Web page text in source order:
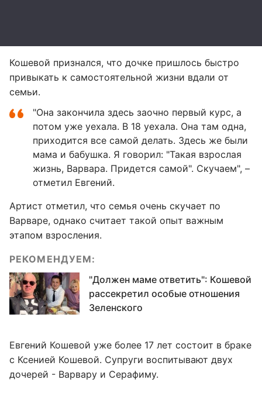
Кошевой признался, что дочке пришлось быстро
привыкать к самостоятельной жизни вдали от
семьи.
"Она закончила здесь заочно первый курс, а
потом уже уехала. В 18 уехала. Она там одна,
приходится все самой делать. Здесь же были
мама и бабушка. Я говорил: "Такая взрослая
жизнь, Варвара. Придется самой". Скучаем", –
отметил Евгений.
Артист отметил, что семья очень скучает по
Варваре, однако считает такой опыт важным
этапом взросления.
РЕКОМЕНДУЕМ:
"Должен маме ответить": Кошевой
рассекретил особые отношения
Зеленского
Евгений Кошевой уже более 17 лет состоит в браке
с Ксенией Кошевой. Супруги воспитывают двух
дочерей - Варвару и Серафиму.